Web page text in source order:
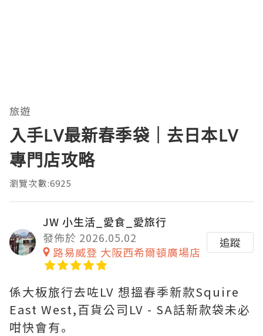
旅遊
入手LV最新春季袋｜去日本LV
專門店攻略
瀏覽次數:6925
JW 小生活_愛食_愛旅行
發佈於 2026.05.02
路易威登 大阪西希爾頓廣場店
追蹤
係大板旅行去咗LV 想搵春季新款Squire
East West,百貨公司LV - SA話新款袋未必
咁快會有｡